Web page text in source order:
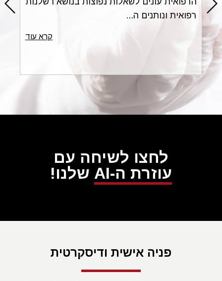
עוד
רפואית ונותנים ה...
קרא עוד
לחצו לשיחה עם
עוזרת ה-AI
שלנו!
פניה אישית ודיסקרטית